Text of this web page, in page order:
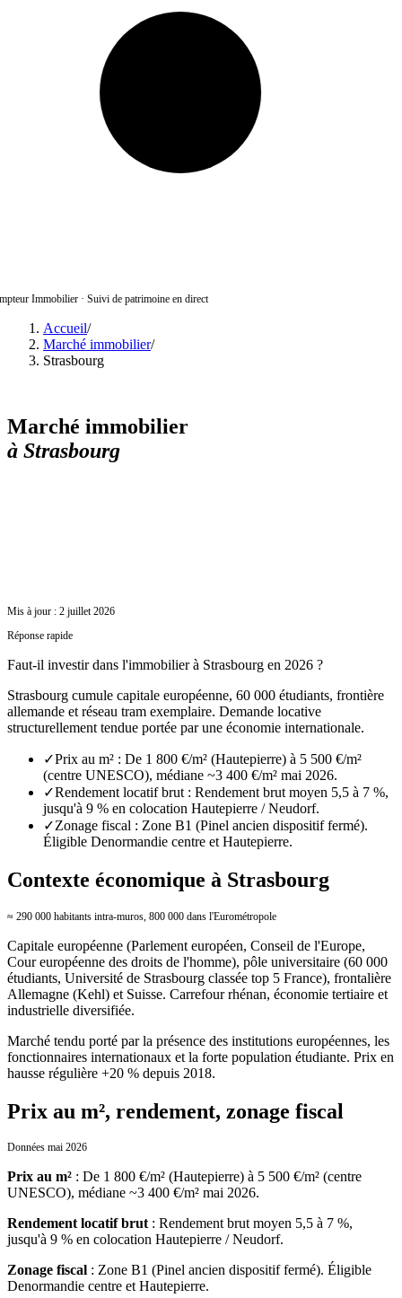
Immobilier·Suivi de patrimoine en direct
Accueil/
Marché immobilier/
Strasbourg
Marché immobilier
à Strasbourg
Mis à jour : 2 juillet 2026
Réponse rapide
Faut-il investir dans l'immobilier à Strasbourg en 2026 ?
Strasbourg cumule capitale européenne, 60 000 étudiants, frontière
allemande et réseau tram exemplaire. Demande locative
structurellement tendue portée par une économie internationale.
✓Prix au m² : De 1 800 €/m² (Hautepierre) à 5 500 €/m²
(centre UNESCO), médiane ~3 400 €/m² mai 2026.
✓Rendement locatif brut : Rendement brut moyen 5,5 à 7 %,
jusqu'à 9 % en colocation Hautepierre / Neudorf.
✓Zonage fiscal : Zone B1 (Pinel ancien dispositif fermé).
Éligible Denormandie centre et Hautepierre.
Contexte économique à Strasbourg
≈ 290 000 habitants intra-muros, 800 000 dans l'Eurométropole
Capitale européenne (Parlement européen, Conseil de l'Europe,
Cour européenne des droits de l'homme), pôle universitaire (60 000
étudiants, Université de Strasbourg classée top 5 France), frontalière
Allemagne (Kehl) et Suisse. Carrefour rhénan, économie tertiaire et
industrielle diversifiée.
Marché tendu porté par la présence des institutions européennes, les
fonctionnaires internationaux et la forte population étudiante. Prix en
hausse régulière +20 % depuis 2018.
Prix au m², rendement, zonage fiscal
Données mai 2026
Prix au m² : De 1 800 €/m² (Hautepierre) à 5 500 €/m² (centre
UNESCO), médiane ~3 400 €/m² mai 2026.
Rendement locatif brut: Rendement brut moyen 5,5 à 7 %,
jusqu'à 9 % en colocation Hautepierre / Neudorf.
Zonage fiscal : Zone B1 (Pinel ancien dispositif fermé). Éligible
Denormandie centre et Hautepierre.